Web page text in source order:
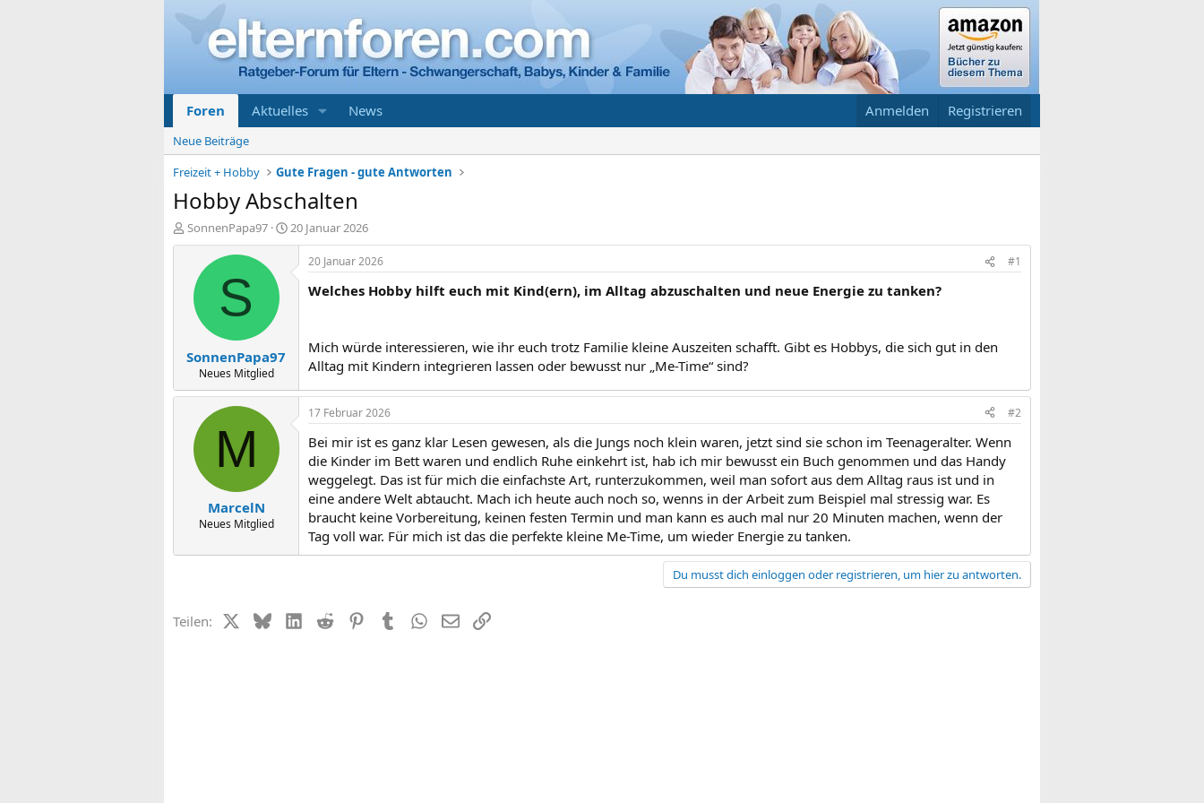
Foren Aktuelles News Anmelden Registrieren
Neue Beiträge
Freizeit + Hobby
Gute Fragen - gute Antworten
Hobby Abschalten
E
r
r
SonnenPapa97
E
r
t
20 Januar 2026
S
SonnenPapa97
Neues Mitglied
20 Januar 2026 #1
Welches Hobby hilft euch mit Kind(ern), im Alltag abzuschalten und neue Energie zu tanken?
Mich würde interessieren, wie ihr euch trotz Familie kleine Auszeiten schafft. Gibt es Hobbys, die sich gut in den
Alltag mit Kindern integrieren lassen oder bewusst nur „Me-Time“ sind?
M
MarcelN
Neues Mitglied
17 Februar 2026 #2
Bei mir ist es ganz klar Lesen gewesen, als die Jungs noch klein waren, jetzt sind sie schon im Teenageralter. Wenn
die Kinder im Bett waren und endlich Ruhe einkehrt ist, hab ich mir bewusst ein Buch genommen und das Handy
weggelegt. Das ist für mich die einfachste Art, runterzukommen, weil man sofort aus dem Alltag raus ist und in
eine andere Welt abtaucht. Mach ich heute auch noch so, wenns in der Arbeit zum Beispiel mal stressig war. Es
braucht keine Vorbereitung, keinen festen Termin und man kann es auch mal nur 20 Minuten machen, wenn der
Tag voll war. Für mich ist das die perfekte kleine Me-Time, um wieder Energie zu tanken.
Du musst dich einloggen oder registrieren, um hier zu antworten.
Teilen: X (Twitter)
BlueskyLinkedIn
Reddit PinterestTumblrWhatsApp
E-MailLink